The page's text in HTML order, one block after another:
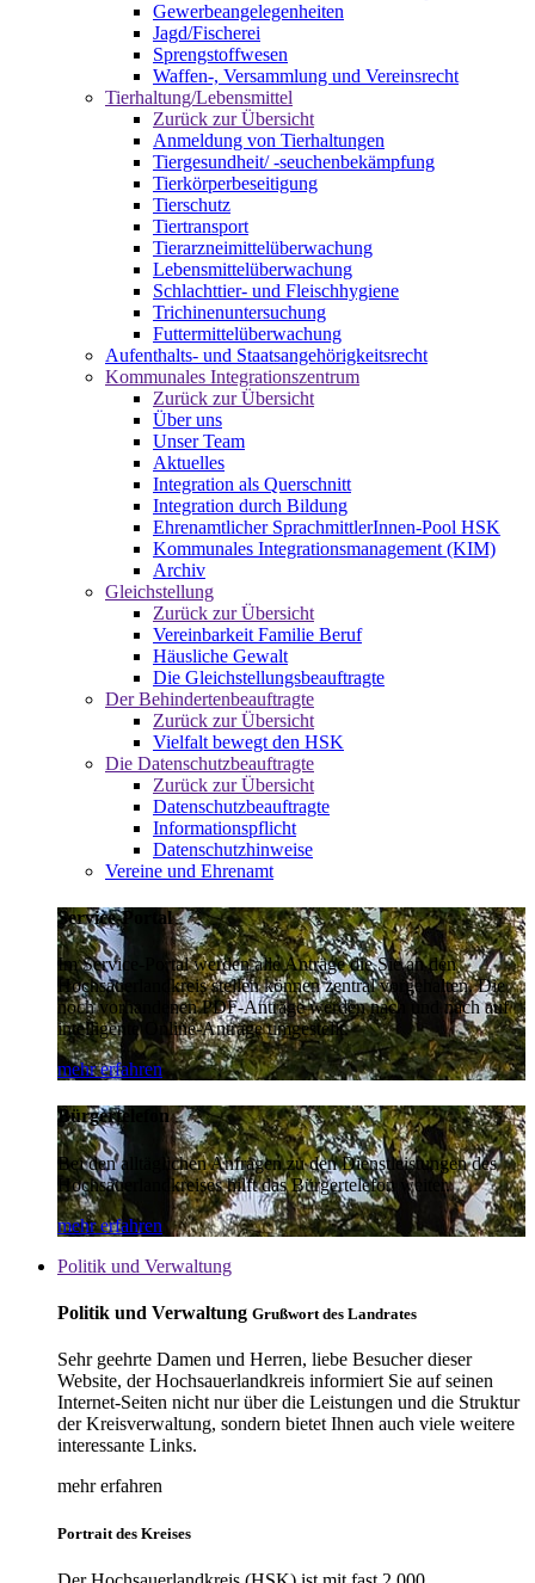
Gewerbeangelegenheiten
Jagd/Fischerei
Sprengstoffwesen
Waffen-, Versammlung und Vereinsrecht
Tierhaltung/Lebensmittel
Zurück zur Übersicht
Anmeldung von Tierhaltungen
Tiergesundheit/ -seuchenbekämpfung
Tierkörperbeseitigung
Tierschutz
Tiertransport
Tierarzneimittelüberwachung
Lebensmittelüberwachung
Schlachttier- und Fleischhygiene
Trichinenuntersuchung
Futtermittelüberwachung
Aufenthalts- und Staatsangehörigkeitsrecht
Kommunales Integrationszentrum
Zurück zur Übersicht
Über uns
Unser Team
Aktuelles
Integration als Querschnitt
Integration durch Bildung
Ehrenamtlicher SprachmittlerInnen-Pool HSK
Kommunales Integrationsmanagement (KIM)
Archiv
Gleichstellung
Zurück zur Übersicht
Vereinbarkeit Familie Beruf
Häusliche Gewalt
Die Gleichstellungsbeauftragte
Der Behindertenbeauftragte
Zurück zur Übersicht
Vielfalt bewegt den HSK
Die Datenschutzbeauftragte
Zurück zur Übersicht
Datenschutzbeauftragte
Informationspflicht
Datenschutzhinweise
Vereine und Ehrenamt
Service-Portal
Im Service-Portal werden alle Anträge die Sie an den
Hochsauerlandkreis stellen können zentral vorgehalten. Die
noch vorhandenen PDF-Anträge werden nach und nach auf
intelligente Online-Anträge umgestellt.
mehr erfahren
Bürgertelefon
Bei den alltäglichen Anfragen zu den Dienstleistungen des
Hochsauerlandkreises hilft das Bürgertelefon weiter.
mehr erfahren
Politik und Verwaltung
Politik und Verwaltung Grußwort des Landrates
Sehr geehrte Damen und Herren, liebe Besucher dieser
Website, der Hochsauerlandkreis informiert Sie auf seinen
Internet-Seiten nicht nur über die Leistungen und die Struktur
der Kreisverwaltung, sondern bietet Ihnen auch viele weitere
interessante Links.
mehr erfahren
Portrait des Kreises